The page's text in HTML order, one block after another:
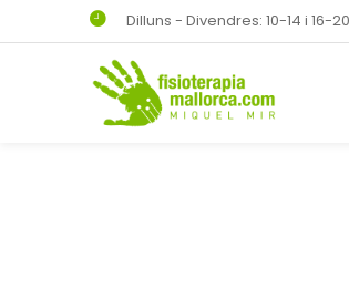
Dilluns - Divendres: 10-14 i 16-